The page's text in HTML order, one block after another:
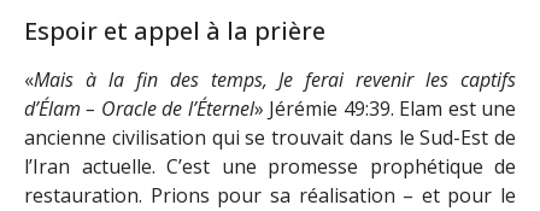
Espoir et appel à la prière
«Mais à la fin des temps, Je ferai revenir les captifs
d’Élam – Oracle de l’Éternel» Jérémie 49:39. Elam est une
ancienne civilisation qui se trouvait dans le Sud-Est de
l’Iran actuelle. C’est une promesse prophétique de
restauration. Prions pour sa réalisation – et pour le